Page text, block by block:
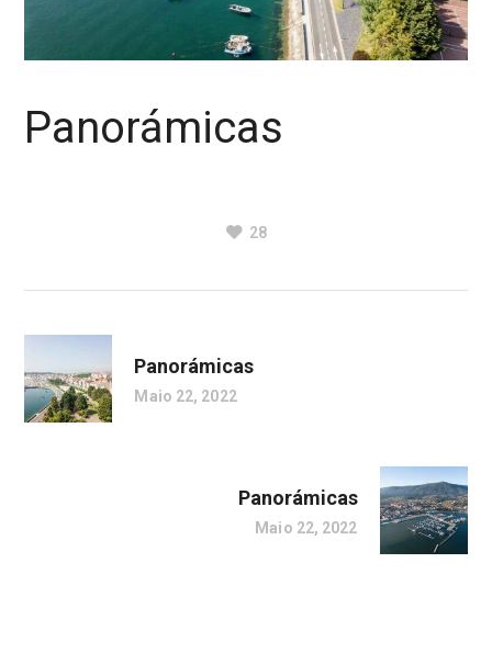
Panorámicas
28
Panorámicas
Maio 22, 2022
Panorámicas
Maio 22, 2022